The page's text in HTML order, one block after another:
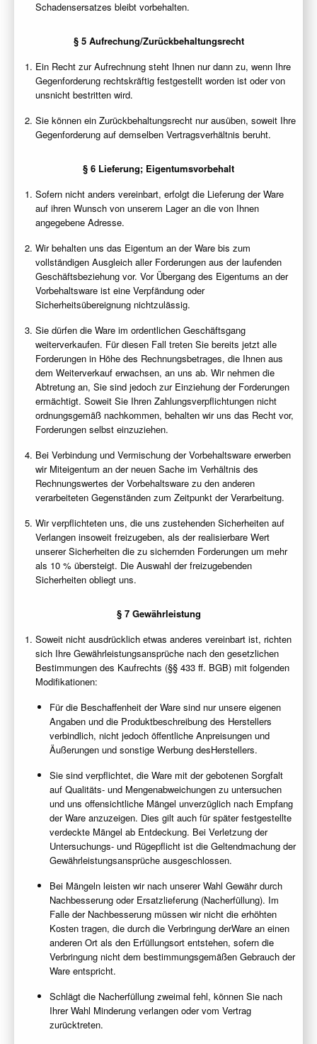
Schadensersatzes bleibt vorbehalten.
§ 5 Aufrechung/Zurückbehaltungsrecht
Ein Recht zur Aufrechnung steht Ihnen nur dann zu, wenn Ihre
Gegenforderung rechtskräftig festgestellt worden ist oder von
unsnicht bestritten wird.
Sie können ein Zurückbehaltungsrecht nur ausüben, soweit Ihre
Gegenforderung auf demselben Vertragsverhältnis beruht.
§ 6 Lieferung; Eigentumsvorbehalt
Sofern nicht anders vereinbart, erfolgt die Lieferung der Ware
auf ihren Wunsch von unserem Lager an die von Ihnen
angegebene Adresse.
Wir behalten uns das Eigentum an der Ware bis zum
vollständigen Ausgleich aller Forderungen aus der laufenden
Geschäftsbeziehung vor. Vor Übergang des Eigentums an der
Vorbehaltsware ist eine Verpfändung oder
Sicherheitsübereignung nichtzulässig.
Sie dürfen die Ware im ordentlichen Geschäftsgang
weiterverkaufen. Für diesen Fall treten Sie bereits jetzt alle
Forderungen in Höhe des Rechnungsbetrages, die Ihnen aus
dem Weiterverkauf erwachsen, an uns ab. Wir nehmen die
Abtretung an, Sie sind jedoch zur Einziehung der Forderungen
ermächtigt. Soweit Sie Ihren Zahlungsverpflichtungen nicht
ordnungsgemäß nachkommen, behalten wir uns das Recht vor,
Forderungen selbst einzuziehen.
Bei Verbindung und Vermischung der Vorbehaltsware erwerben
wir Miteigentum an der neuen Sache im Verhältnis des
Rechnungswertes der Vorbehaltsware zu den anderen
verarbeiteten Gegenständen zum Zeitpunkt der Verarbeitung.
Wir verpflichteten uns, die uns zustehenden Sicherheiten auf
Verlangen insoweit freizugeben, als der realisierbare Wert
unserer Sicherheiten die zu sichernden Forderungen um mehr
als 10 % übersteigt. Die Auswahl der freizugebenden
Sicherheiten obliegt uns.
§ 7 Gewährleistung
Soweit nicht ausdrücklich etwas anderes vereinbart ist, richten
sich Ihre Gewährleistungsansprüche nach den gesetzlichen
Bestimmungen des Kaufrechts (§§ 433 ff. BGB) mit folgenden
Modifikationen:
Für die Beschaffenheit der Ware sind nur unsere eigenen
Angaben und die Produktbeschreibung des Herstellers
verbindlich, nicht jedoch öffentliche Anpreisungen und
Äußerungen und sonstige Werbung desHerstellers.
Sie sind verpflichtet, die Ware mit der gebotenen Sorgfalt
auf Qualitäts- und Mengenabweichungen zu untersuchen
und uns offensichtliche Mängel unverzüglich nach Empfang
der Ware anzuzeigen. Dies gilt auch für später festgestellte
verdeckte Mängel ab Entdeckung. Bei Verletzung der
Untersuchungs- und Rügepflicht ist die Geltendmachung der
Gewährleistungsansprüche ausgeschlossen.
Bei Mängeln leisten wir nach unserer Wahl Gewähr durch
Nachbesserung oder Ersatzlieferung (Nacherfüllung). Im
Falle der Nachbesserung müssen wir nicht die erhöhten
Kosten tragen, die durch die Verbringung derWare an einen
anderen Ort als den Erfüllungsort entstehen, sofern die
Verbringung nicht dem bestimmungsgemäßen Gebrauch der
Ware entspricht.
Schlägt die Nacherfüllung zweimal fehl, können Sie nach
Ihrer Wahl Minderung verlangen oder vom Vertrag
zurücktreten.